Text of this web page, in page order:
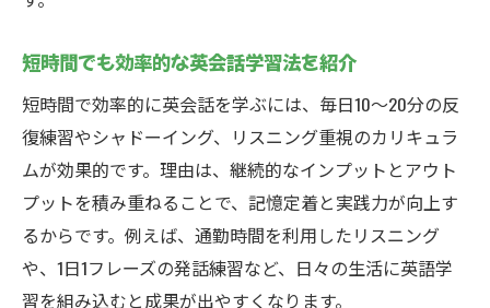
短時間でも効率的な英会話学習法を紹介
短時間で効率的に英会話を学ぶには、毎日10〜20分の反
復練習やシャドーイング、リスニング重視のカリキュラ
ムが効果的です。理由は、継続的なインプットとアウト
プットを積み重ねることで、記憶定着と実践力が向上す
るからです。例えば、通勤時間を利用したリスニング
や、1日1フレーズの発話練習など、日々の生活に英語学
習を組み込むと成果が出やすくなります。